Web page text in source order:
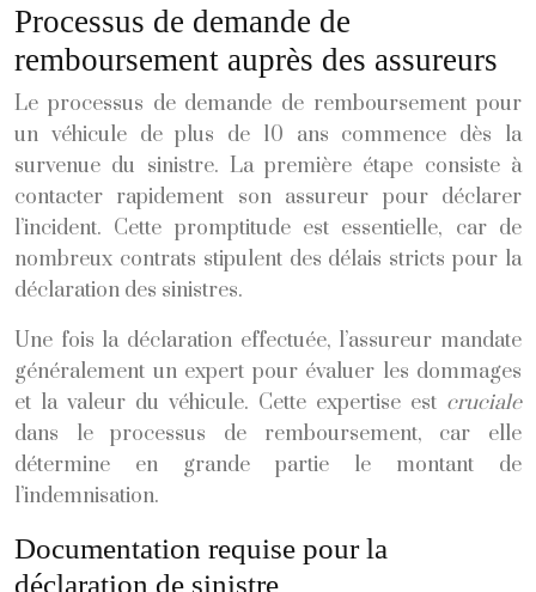
Processus de demande de
remboursement auprès des assureurs
Le processus de demande de remboursement pour
un véhicule de plus de 10 ans commence dès la
survenue du sinistre. La première étape consiste à
contacter rapidement son assureur pour déclarer
l’incident. Cette promptitude est essentielle, car de
nombreux contrats stipulent des délais stricts pour la
déclaration des sinistres.
Une fois la déclaration effectuée, l’assureur mandate
généralement un expert pour évaluer les dommages
et la valeur du véhicule. Cette expertise est cruciale
dans le processus de remboursement, car elle
détermine en grande partie le montant de
l’indemnisation.
Documentation requise pour la
déclaration de sinistre